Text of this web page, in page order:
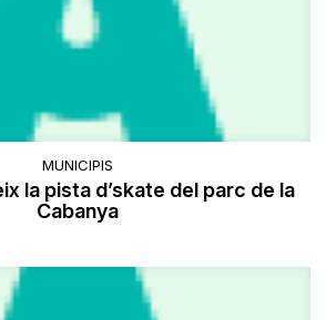
MUNICIPIS
la pista d’skate del parc de la
Cabanya